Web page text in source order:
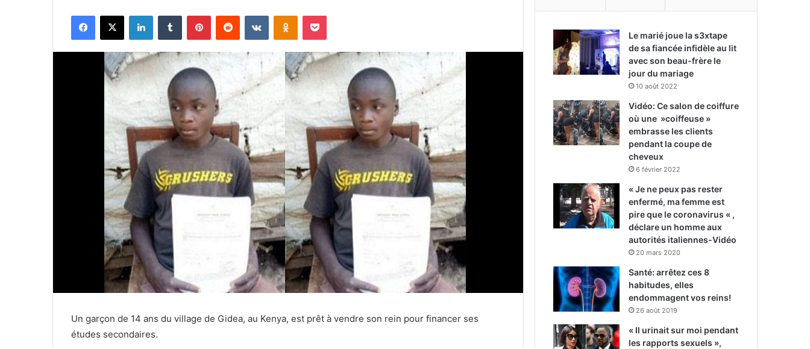
courriel
Facebook
X LinkedinTumblr PinterestReddit VKontakteOdnoklassniki
Pocket
Un garçon de 14 ans du village de Gidea, au Kenya, est prêt à vendre son rein pour financer ses
études secondaires.
Le marié joue la s3xtape
de sa fiancée infidèle au lit
avec son beau-frère le
jour du mariage
10 août 2022
Vidéo: Ce salon de coiffure
où une »coiffeuse »
embrasse les clients
pendant la coupe de
cheveux
6 février 2022
« Je ne peux pas rester
enfermé, ma femme est
pire que le coronavirus « ,
déclare un homme aux
autorités italiennes-Vidéo
20 mars 2020
Santé: arrêtez ces 8
habitudes, elles
endommagent vos reins!
26 août 2019
« Il urinait sur moi pendant
les rapports sexuels »,